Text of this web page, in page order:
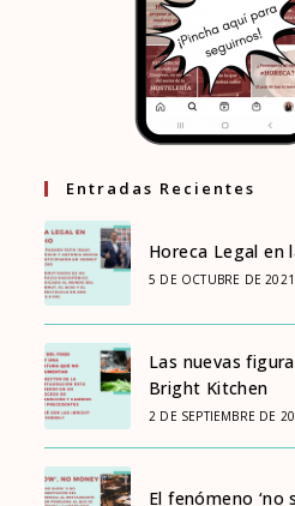
Entradas Recientes
Horeca Legal en
5 DE OCTUBRE DE 2021
Las nuevas
Bright Kitchen
2 DE SEPTIEMBRE DE
El fenómeno ‘no